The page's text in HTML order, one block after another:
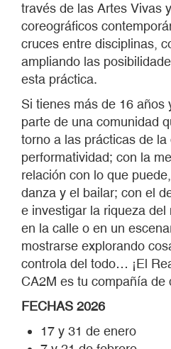
través de las Artes Vivas
coreográficos
cruces entre disciplinas,
ampliando las
esta práctica.
Si tienes más de 16 años
parte de una comunidad
torno a las prácticas de la
performatividad; con la
relación con lo que
danza y el bailar; con el
e investigar la riqueza
en la calle o en un
mostrarse explorando
controla del todo… ¡El
CA2M es tu compañía de
FECHAS 2026
17 y 31 de enero